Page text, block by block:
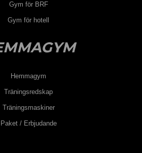
Gym för BRF
Gym för hotell
Hemmagym
Träningsredskap
Träningsmaskiner
Paket / Erbjudande